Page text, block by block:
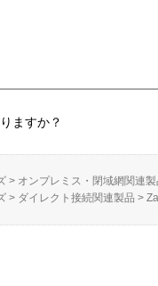
ますか？
> オンプレミス・閉域網関連製
> ダイレクト接続関連製品 >